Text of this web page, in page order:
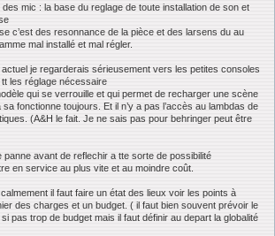
des mic : la base du reglage de toute installation de son et
c’est des resonnance de la pièce et des larsens du au
mal installé et mal régler.
actuel je regarderais sérieusement vers les petites consoles
tt les réglage nécessaire
qui se verrouille et qui permet de recharger une scène
fonctionne toujours. Et il n’y a pas l’accès au lambdas de
(A&H le fait. Je ne sais pas pour behringer peut être
panne avant de reflechir a tte sorte de possibilité
en service au plus vite et au moindre coût.
il faut faire un état des lieux voir les points à
des charges et un budget. ( il faut bien souvent prévoir le
pas trop de budget mais il faut définir au depart la globalité